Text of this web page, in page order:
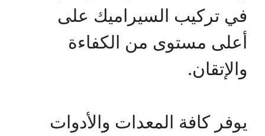
في تركيب السيراميك على
أعلى مستوى من الكفاءة
والإتقان.
يوفر كافة المعدات والأدوات